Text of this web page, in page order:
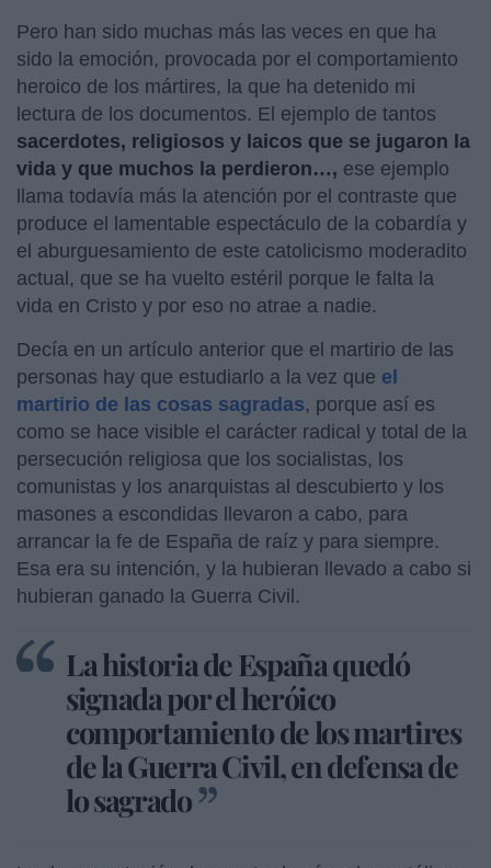
Pero han sido muchas más las veces en que ha
sido la emoción, provocada por el comportamiento
heroico de los mártires, la que ha detenido mi
lectura de los documentos. El ejemplo de tantos
sacerdotes, religiosos y laicos que se jugaron la
vida y que muchos la perdieron…, ese ejemplo
llama todavía más la atención por el contraste que
produce el lamentable espectáculo de la cobardía y
el aburguesamiento de este catolicismo moderadito
actual, que se ha vuelto estéril porque le falta la
vida en Cristo y por eso no atrae a nadie.
Decía en un artículo anterior que el martirio de las
personas hay que estudiarlo a la vez que el
martirio de las cosas sagradas, porque así es
como se hace visible el carácter radical y total de la
persecución religiosa que los socialistas, los
comunistas y los anarquistas al descubierto y los
masones a escondidas llevaron a cabo, para
arrancar la fe de España de raíz y para siempre.
Esa era su intención, y la hubieran llevado a cabo si
hubieran ganado la Guerra Civil.
La historia de España quedó
signada por el heróico
comportamiento de los martires
de la Guerra Civil, en defensa de
lo sagrado